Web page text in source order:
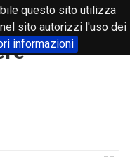
questo sito utilizza
sito autorizzi l'uso dei
informazioni
0